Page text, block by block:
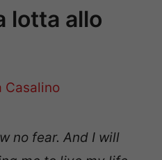
lotta allo
Casalino
no fear. And I will